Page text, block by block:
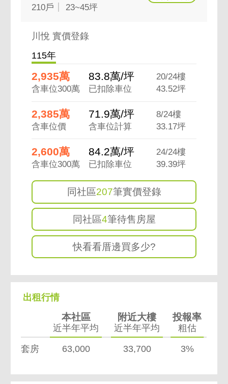
210戶 23~45坪
川悅 實價登錄
115年
2,935萬
含車位300萬
83.8萬/坪
已扣除車位
20/24樓
43.52坪
2,385萬
含車位價
71.9萬/坪
含車位計算
8/24樓
33.17坪
2,600萬
含車位300萬
84.2萬/坪
已扣除車位
24/24樓
39.39坪
同社區207筆實價登錄
同社區4筆待售房屋
快看看厝邊買多少?
出租行情
本社區
近半年平均
附近大樓
近半年平均
投報率
粗估
套房 63,000 33,700 3%